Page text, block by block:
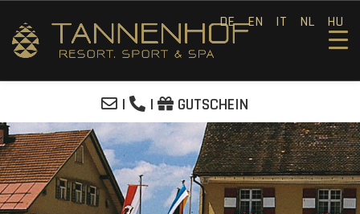
| | GUTSCHEIN
DE EN IT NL HU